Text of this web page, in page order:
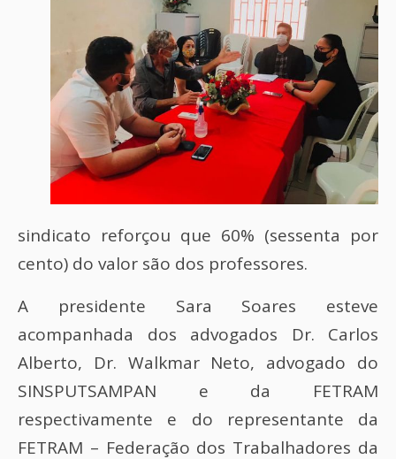
sindicato reforçou que 60% (sessenta por
cento) do valor são dos professores.
A presidente Sara Soares esteve
acompanhada dos advogados Dr. Carlos
Alberto, Dr. Walkmar Neto, advogado do
SINSPUTSAMPAN e da FETRAM
respectivamente e do representante da
FETRAM – Federação dos Trabalhadores da